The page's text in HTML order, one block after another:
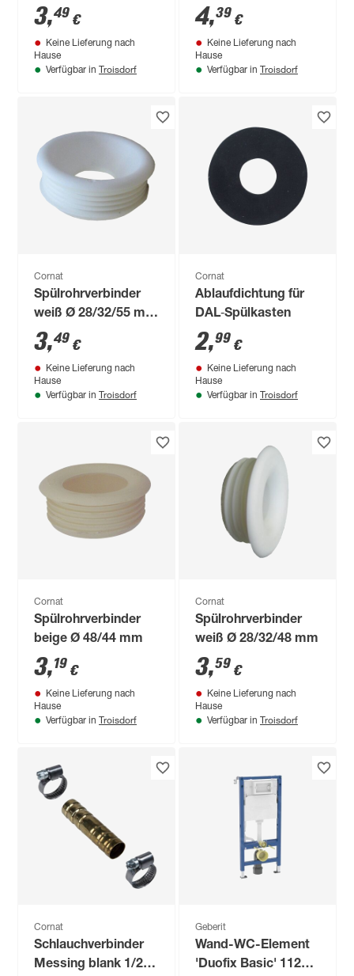
mit 2 Schellen
3,49 €
Keine Lieferung nach
Hause
Verfügbar in Troisdorf
mit 2 Schellen
4,39 €
Keine Lieferung nach
Hause
Verfügbar in Troisdorf
Cornat
Spülrohrverbinder
weiß Ø 28/32/55 mm
für Euro-WC
3,49 €
Keine Lieferung nach
Hause
Verfügbar in Troisdorf
Cornat
Ablaufdichtung für
DAL‑Spülkasten
2,99 €
Keine Lieferung nach
Hause
Verfügbar in Troisdorf
Cornat
Spülrohrverbinder
beige Ø 48/44 mm
3,19 €
Keine Lieferung nach
Hause
Verfügbar in Troisdorf
Cornat
Spülrohrverbinder
weiß Ø 28/32/48 mm
3,59 €
Keine Lieferung nach
Hause
Verfügbar in Troisdorf
Cornat
Schlauchverbinder
Messing blank 1/2"
Geberit
Wand-WC-Element
'Duofix Basic' 112